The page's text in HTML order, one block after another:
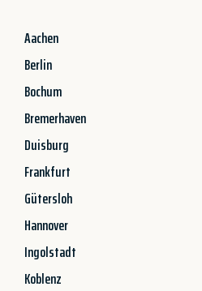
Aachen
Berlin
Bochum
Bremerhaven
Duisburg
Frankfurt
Gütersloh
Hannover
Ingolstadt
Koblenz